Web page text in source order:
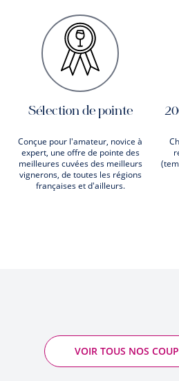
Sélection de pointe
Conçue pour l'amateur, novice à
expert, une offre de pointe des
meilleures cuvées des meilleurs
vignerons, de toutes les régions
françaises et d'ailleurs.
VOIR TOUS NOS